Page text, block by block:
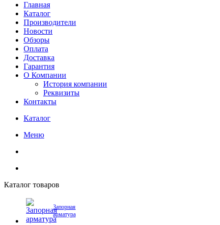
Главная
Каталог
Производители
Новости
Обзоры
Оплата
Доставка
Гарантия
О Компании
История компании
Реквизиты
Контакты
Каталог
Меню
Каталог товаров
Запорная
арматура